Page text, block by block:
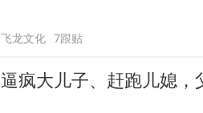
飞龙文化 7跟贴
逼疯大儿子、赶跑儿媳，